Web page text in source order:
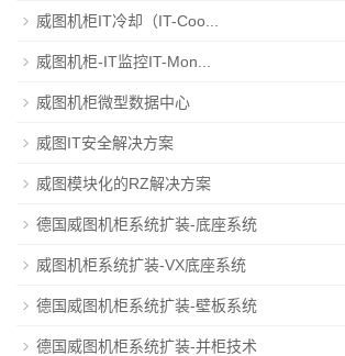
威图机柜IT冷却（IT-Coo...
威图机柜-IT监控IT-Mon...
威图机柜微型数据中心
威图IT安全解决方案
威图模块化的RZ解决方案
德国威图机柜系统扩装-底座系统
威图机柜系统扩装-VX底座系统
德国威图机柜系统扩装-壁板系统
德国威图机柜系统扩装-并柜技术